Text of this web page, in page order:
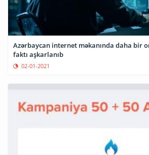
Azərbaycan internet məkanında daha bir
faktı aşkarlanıb
02-01-2021